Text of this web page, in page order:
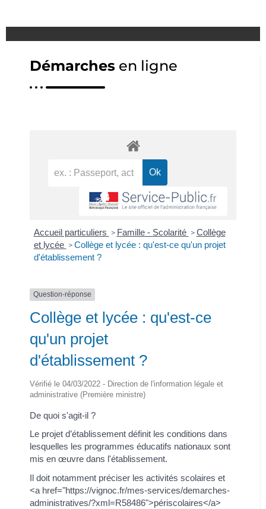
Démarches en ligne
Accueil particuliers > Famille - Scolarité > Collège
et lycée > Collège et lycée : qu'est-ce qu'un projet
d'établissement ?
Question-réponse
Collège et lycée : qu'est-ce
qu'un projet
d'établissement ?
Vérifié le 04/03/2022 - Direction de l'information légale et
administrative (Première ministre)
De quoi s'agit-il ?
Le projet d’établissement définit les conditions dans
lesquelles les programmes éducatifs nationaux sont
mis en œuvre dans l'établissement.
Il doit notamment préciser les activités scolaires et
<a href="https://vignoc.fr/mes-services/demarches-
administratives/?xml=R58486">périscolaires</a>